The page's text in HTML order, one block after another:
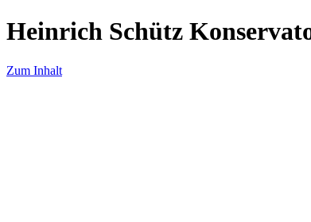
Heinrich Schütz
Zum Inhalt